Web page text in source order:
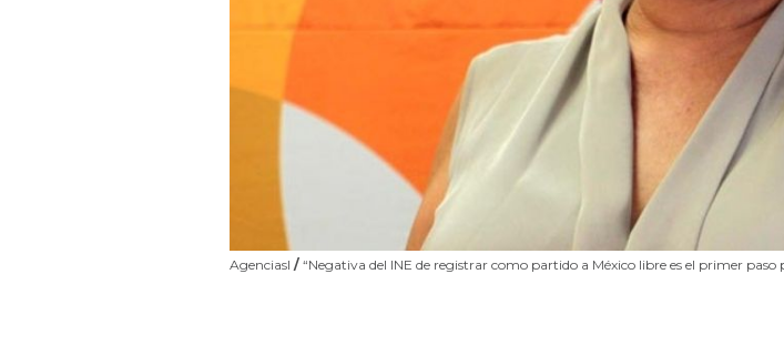
AgenciasI / “Negativa del INE de registrar como partido a México libre es el primer